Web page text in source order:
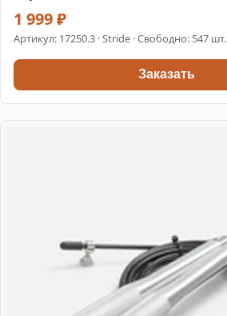
1 999 ₽
Артикул: 17250.3 · Stride · Свободно: 547 шт.
Заказать